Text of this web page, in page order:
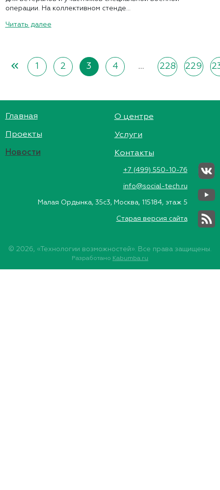
операции. На коллективном стенде...
Читать далее
keyboard_double_arrow_left 1 2 3 4 … 228 229
Главная
Проекты
Новости
О центре
Услуги
Контакты
+7 (499) 550-10-76
info@social-tech.ru
Малая Ордынка, 35с3, Москва, 115184, этаж 5
Старая версия сайта
© 2026, «Технологии возможностей». Все права защищены.
Разработано Kabumba.ru